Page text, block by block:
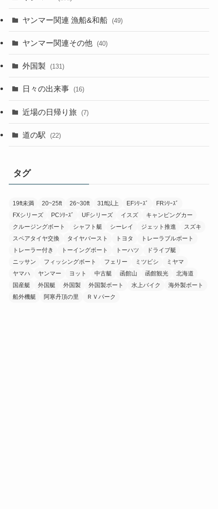
ヤンマー関連 漁船&和船 (49)
ヤンマー関連その他 (40)
外国製 (131)
日々の出来事 (16)
近場の日帰り旅 (7)
道の駅 (22)
タグ
19ft未満 20~25ft 26~30ft 31ft以上 EFｼﾘｰｽﾞ
FRｼﾘｰｽﾞ
FXシリーズ
PCｼﾘｰｽﾞ UFシリーズ イスズ
キャンピングカー
クルージングボート
シャフト艇 シーレイ ジェット推進
スズキ
スペアタイヤ交換
タイヤバースト トヨタ
トレーラブルボート
トレーラー付き
トーイングボート トーハツ
ドライブ艇
ニッサン
フィッシングボート フェリー ミツビシ
ミヤマ
ヤマハ
ヤンマー ヨット 中古艇 函館山 函館観光
北海道
国産艇
外国艇 外国製 外国製ボート 水上バイク
海外製ボート
船外機艇
阿寒丹頂の里 ＲＶパーク